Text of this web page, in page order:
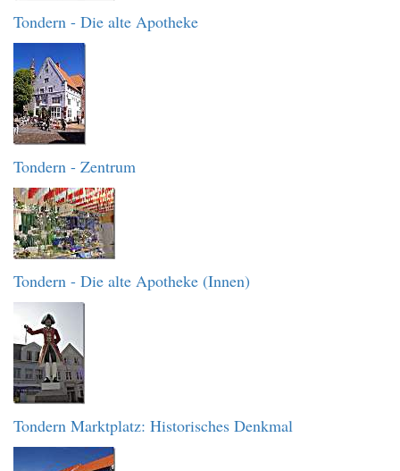
Tondern - Die alte Apotheke
Tondern - Zentrum
Tondern - Die alte Apotheke (Innen)
Tondern Marktplatz: Historisches Denkmal